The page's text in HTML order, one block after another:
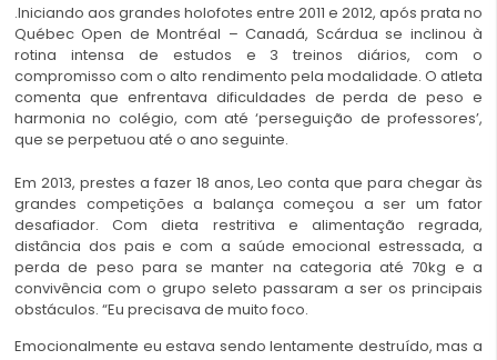
.Iniciando aos grandes holofotes entre 2011 e 2012, após prata no
Québec Open de Montréal – Canadá, Scárdua se inclinou à
rotina intensa de estudos e 3 treinos diários, com o
compromisso com o alto rendimento pela modalidade. O atleta
comenta que enfrentava dificuldades de perda de peso e
harmonia no colégio, com até ‘perseguição de professores’,
que se perpetuou até o ano seguinte.
Em 2013, prestes a fazer 18 anos, Leo conta que para chegar às
grandes competições a balança começou a ser um fator
desafiador. Com dieta restritiva e alimentação regrada,
distância dos pais e com a saúde emocional estressada, a
perda de peso para se manter na categoria até 70kg e a
convivência com o grupo seleto passaram a ser os principais
obstáculos. “Eu precisava de muito foco.
Emocionalmente eu estava sendo lentamente destruído, mas a